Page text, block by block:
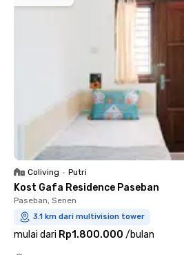
Coliving • Putri
Kost Gafa Residence Paseban
Paseban, Senen
3.1 km dari multivision tower
mulai dari Rp1.800.000 /bulan